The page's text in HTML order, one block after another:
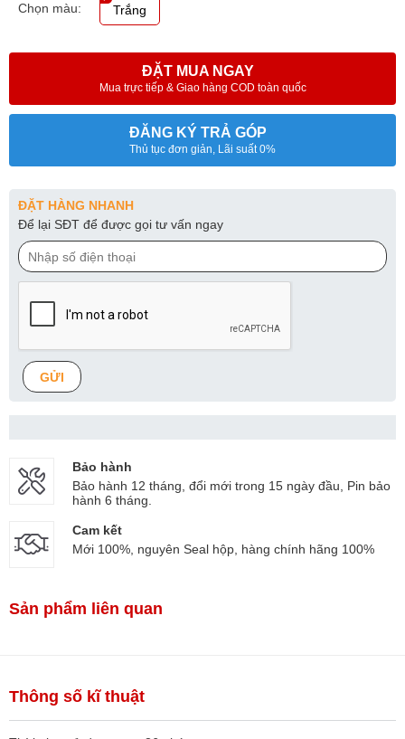
Chọn màu: Trắng
ĐẶT MUA NGAY
Mua trực tiếp & Giao hàng COD toàn quốc
ĐĂNG KÝ TRẢ GÓP
Thủ tục đơn giản, Lãi suất 0%
ĐẶT HÀNG NHANH
Để lại SĐT để được gọi tư vấn ngay
GỬI
Bảo hành
Bảo hành 12 tháng, đổi mới trong 15 ngày đầu, Pin bảo
hành 6 tháng.
Cam kết
Mới 100%, nguyên Seal hộp, hàng chính hãng 100%
Sản phẩm liên quan
Thông số kĩ thuật